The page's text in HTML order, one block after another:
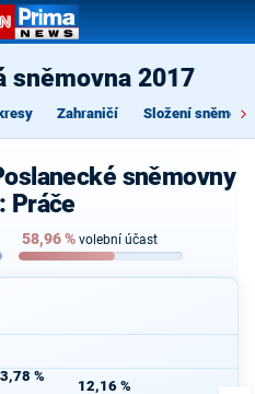
sněmovna 2017
Zahraničí Složení
sněmovny
Práče
58,96% volební účast
%
12,16 %